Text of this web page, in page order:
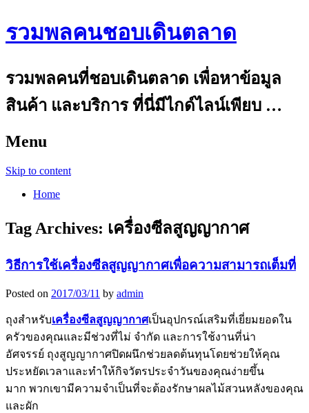
รวมพลคนชอบเดินตลาด
รวมพลคนที่ชอบเดินตลาด เพื่อหาข้อมูล
สินค้า และบริการ ที่นี่มีไกด์ไลน์เพียบ …
Menu
Skip to content
Home
Tag Archives: เครื่องซีลสูญญากาศ
วิธีการใช้เครื่องซีลสูญญากาศเพื่อความสามารถเต็มที่
Posted on 2017/03/11 by admin
ถุงสำหรับเครื่องซีลสูญญากาศเป็นอุปกรณ์เสริมที่เยี่ยมยอดใน
ครัวของคุณและมีช่วงที่ไม่ จำกัด และการใช้งานที่น่า
อัศจรรย์ ถุงสูญญากาศปิดผนึกช่วยลดต้นทุนโดยช่วยให้คุณ
ประหยัดเวลาและทำให้กิจวัตรประจำวันของคุณง่ายขึ้น
มาก พวกเขามีความจำเป็นที่จะต้องรักษาผลไม้สวนหลังของคุณ
และผัก